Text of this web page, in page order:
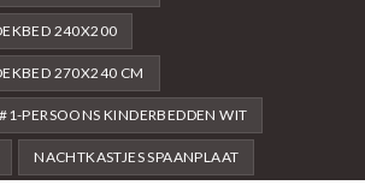
240X200
270X240 CM
PERSOONS KINDERBEDDEN WIT
NACHTKASTJES SPAANPLAAT